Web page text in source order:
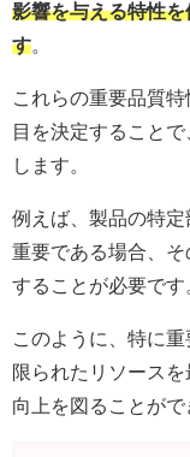
影響を与える特性
す。
これらの重要品質
目を決定すること
します。
例えば、製品の特
重要である場合、
することが必要です
このように、特に
限られたリソース
向上を図ることがで